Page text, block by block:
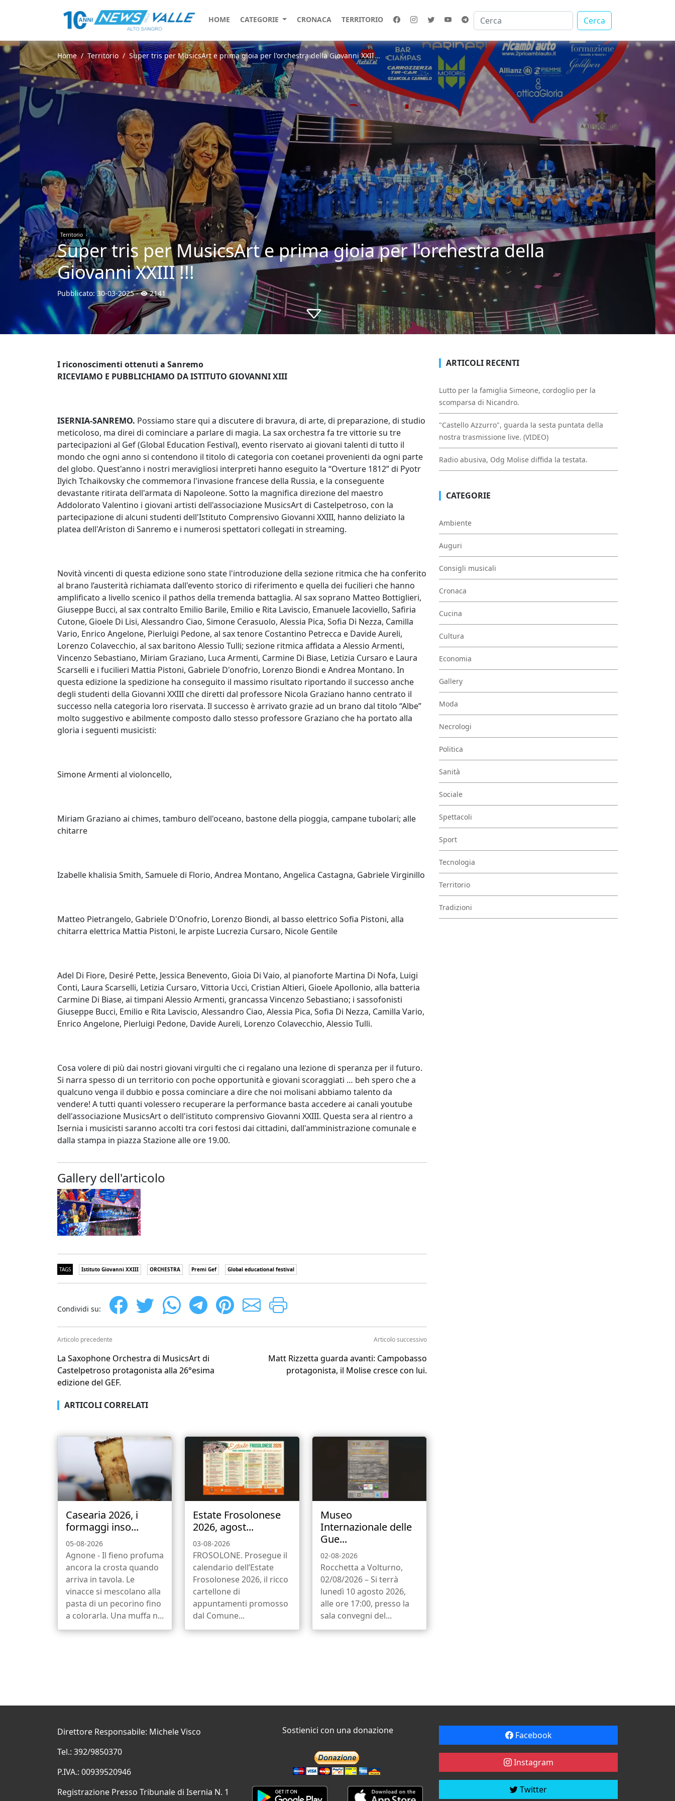
HOME CATEGORIE CRONACA TERRITORIO Cerca
Home Territorio Super tris per MusicsArt e prima gioia per l'orchestra della Giovanni XXII...
Territorio
Super tris per MusicsArt e prima gioia per l'orchestra della
Giovanni XXIII !!!
Pubblicato:30-03-2025- 2141
I riconoscimenti ottenuti a Sanremo
RICEVIAMO E PUBBLICHIAMO DA ISTITUTO GIOVANNI XIII
ISERNIA-SANREMO. Possiamo stare qui a discutere di bravura, di arte, di preparazione, di studio
meticoloso, ma direi di cominciare a parlare di magia. La sax orchestra fa tre vittorie su tre
partecipazioni al Gef (Global Education Festival), evento riservato ai giovani talenti di tutto il
mondo che ogni anno si contendono il titolo di categoria con coetanei provenienti da ogni parte
del globo. Quest'anno i nostri meravigliosi interpreti hanno eseguito la “Overture 1812” di Pyotr
Ilyich Tchaikovsky che commemora l'invasione francese della Russia, e la conseguente
devastante ritirata dell'armata di Napoleone. Sotto la magnifica direzione del maestro
Addolorato Valentino i giovani artisti dell'associazione MusicsArt di Castelpetroso, con la
partecipazione di alcuni studenti dell'Istituto Comprensivo Giovanni XXIII, hanno deliziato la
platea dell'Ariston di Sanremo e i numerosi spettatori collegati in streaming.
Novità vincenti di questa edizione sono state l'introduzione della sezione ritmica che ha conferito
al brano l’austerità richiamata dall'evento storico di riferimento e quella dei fucilieri che hanno
amplificato a livello scenico il pathos della tremenda battaglia. Al sax soprano Matteo Bottiglieri,
Giuseppe Bucci, al sax contralto Emilio Barile, Emilio e Rita Laviscio, Emanuele Iacoviello, Safiria
Cutone, Gioele Di Lisi, Alessandro Ciao, Simone Cerasuolo, Alessia Pica, Sofia Di Nezza, Camilla
Vario, Enrico Angelone, Pierluigi Pedone, al sax tenore Costantino Petrecca e Davide Aureli,
Lorenzo Colavecchio, al sax baritono Alessio Tulli; sezione ritmica affidata a Alessio Armenti,
Vincenzo Sebastiano, Miriam Graziano, Luca Armenti, Carmine Di Biase, Letizia Cursaro e Laura
Scarselli e i fucilieri Mattia Pistoni, Gabriele D'onofrio, Lorenzo Biondi e Andrea Montano. In
questa edizione la spedizione ha conseguito il massimo risultato riportando il successo anche
degli studenti della Giovanni XXIII che diretti dal professore Nicola Graziano hanno centrato il
successo nella categoria loro riservata. Il successo è arrivato grazie ad un brano dal titolo “Albe”
molto suggestivo e abilmente composto dallo stesso professore Graziano che ha portato alla
gloria i seguenti musicisti:
Simone Armenti al violoncello,
Miriam Graziano ai chimes, tamburo dell'oceano, bastone della pioggia, campane tubolari; alle
chitarre
Izabelle khalisia Smith, Samuele di Florio, Andrea Montano, Angelica Castagna, Gabriele Virginillo
Matteo Pietrangelo, Gabriele D'Onofrio, Lorenzo Biondi, al basso elettrico Sofia Pistoni, alla
chitarra elettrica Mattia Pistoni, le arpiste Lucrezia Cursaro, Nicole Gentile
Adel Di Fiore, Desiré Pette, Jessica Benevento, Gioia Di Vaio, al pianoforte Martina Di Nofa, Luigi
Conti, Laura Scarselli, Letizia Cursaro, Vittoria Ucci, Cristian Altieri, Gioele Apollonio, alla batteria
Carmine Di Biase, ai timpani Alessio Armenti, grancassa Vincenzo Sebastiano; i sassofonisti
Giuseppe Bucci, Emilio e Rita Laviscio, Alessandro Ciao, Alessia Pica, Sofia Di Nezza, Camilla Vario,
Enrico Angelone, Pierluigi Pedone, Davide Aureli, Lorenzo Colavecchio, Alessio Tulli.
Cosa volere di più dai nostri giovani virgulti che ci regalano una lezione di speranza per il futuro.
Si narra spesso di un territorio con poche opportunità e giovani scoraggiati … beh spero che a
qualcuno venga il dubbio e possa cominciare a dire che noi molisani abbiamo talento da
vendere! A tutti quanti volessero recuperare la performance basta accedere ai canali youtube
dell'associazione MusicsArt o dell'istituto comprensivo Giovanni XXIII. Questa sera al rientro a
Isernia i musicisti saranno accolti tra cori festosi dai cittadini, dall'amministrazione comunale e
dalla stampa in piazza Stazione alle ore 19.00.
Gallery dell'articolo
TAGS Istituto Giovanni XXIII ORCHESTRA Premi Gef Global educational festival
Condividi su:
Articolo precedente
La Saxophone Orchestra di MusicsArt di
Castelpetroso protagonista alla 26°esima
edizione del GEF.
Articolo successivo
Matt Rizzetta guarda avanti: Campobasso
protagonista, il Molise cresce con lui.
ARTICOLI CORRELATI
Casearia 2026, i
formaggi inso...
05-08-2026
Agnone - Il fieno profuma
ancora la crosta quando
arriva in tavola. Le
vinacce si mescolano alla
pasta di un pecorino fino
a colorarla. Una muffa n...
Estate Frosolonese
2026, agost...
03-08-2026
FROSOLONE. Prosegue il
calendario dell’Estate
Frosolonese 2026, il ricco
cartellone di
appuntamenti promosso
dal Comune...
Museo
Internazionale delle
Gue...
02-08-2026
Rocchetta a Volturno,
02/08/2026 – Si terrà
lunedì 10 agosto 2026,
alle ore 17:00, presso la
sala convegni del...
ARTICOLI RECENTI
Lutto per la famiglia Simeone, cordoglio per la
scomparsa di Nicandro.
"Castello Azzurro", guarda la sesta puntata della
nostra trasmissione live. (VIDEO)
Radio abusiva, Odg Molise diffida la testata.
CATEGORIE
Ambiente
Auguri
Consigli musicali
Cronaca
Cucina
Cultura
Economia
Gallery
Moda
Necrologi
Politica
Sanità
Sociale
Spettacoli
Sport
Tecnologia
Territorio
Tradizioni
Direttore Responsabile: Michele Visco
Tel.: 392/9850370
P.IVA.: 00939520946
Registrazione Presso Tribunale di Isernia N. 1
Sostienici con una donazione Facebook
Instagram
Twitter